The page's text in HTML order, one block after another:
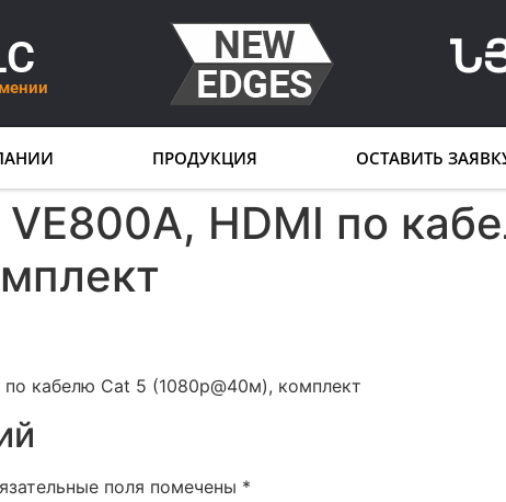
ПРОДУКЦИЯ ОСТАВИТЬ
HDMI по
кабелю Cat 5 (1080p@40м), комплект
поля помечены *